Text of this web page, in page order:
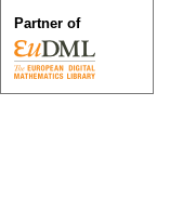
Partner of